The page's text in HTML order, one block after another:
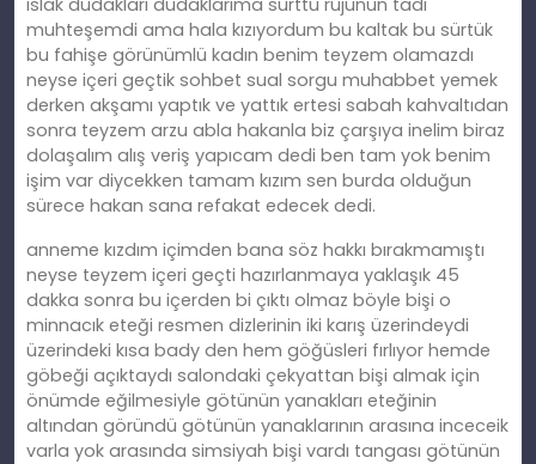
ıslak dudakları dudaklarıma sürttü rujunun tadı
muhteşemdi ama hala kızıyordum bu kaltak bu sürtük
bu fahişe görünümlü kadın benim teyzem olamazdı
neyse içeri geçtik sohbet sual sorgu muhabbet yemek
derken akşamı yaptık ve yattık ertesi sabah kahvaltıdan
sonra teyzem arzu abla hakanla biz çarşıya inelim biraz
dolaşalım alış veriş yapıcam dedi ben tam yok benim
işim var diycekken tamam kızım sen burda olduğun
sürece hakan sana refakat edecek dedi.
anneme kızdım içimden bana söz hakkı bırakmamıştı
neyse teyzem içeri geçti hazırlanmaya yaklaşık 45
dakka sonra bu içerden bi çıktı olmaz böyle bişi o
minnacık eteği resmen dizlerinin iki karış üzerindeydi
üzerindeki kısa bady den hem göğüsleri fırlıyor hemde
göbeği açıktaydı salondaki çekyattan bişi almak için
önümde eğilmesiyle götünün yanakları eteğinin
altından göründü götünün yanaklarının arasına inceceik
varla yok arasında simsiyah bişi vardı tangası götünün